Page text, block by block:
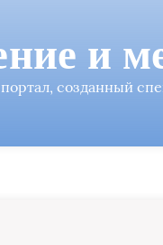
и
созданный